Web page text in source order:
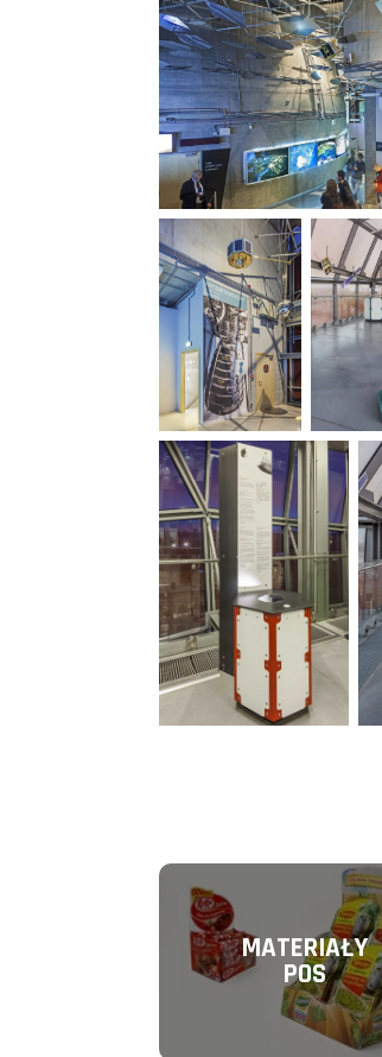
MATERIAŁY
POS